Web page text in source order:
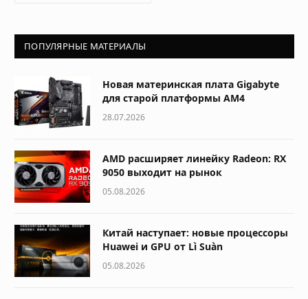
ПОПУЛЯРНЫЕ МАТЕРИАЛЫ
Новая материнская плата Gigabyte
для старой платформы AM4
28.07.2026
AMD расширяет линейку Radeon: RX
9050 выходит на рынок
05.08.2026
Китай наступает: новые процессоры
Huawei и GPU от Lì Suàn
05.08.2026